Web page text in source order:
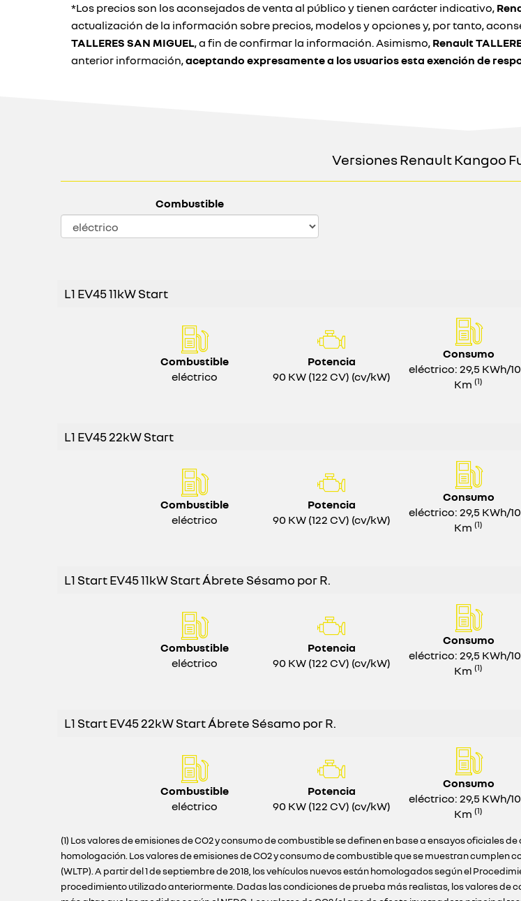
*Los precios son los aconsejados de venta al público y tienen carácter indicativo,
actualización de la información sobre precios, modelos y opciones y, por tanto,
TALLERES SAN MIGUEL, a fin de confirmar la información. Asimismo, Renault
anterior información,aceptando expresamente a los usuarios esta exención de
Versiones Renault Kangoo
Combustible
L1 EV45 11kW Start
Combustible
eléctrico
Potencia
90 KW (122 CV) (cv/kW)
Consumo
eléctrico: 29,5 KWh/
Km(1)
L1 EV45 22kW Start
Combustible
eléctrico
Potencia
90 KW (122 CV) (cv/kW)
Consumo
eléctrico: 29,5 KWh/
Km(1)
L1 Start EV45 11kW Start Ábrete Sésamo por R.
Combustible
eléctrico
Potencia
90 KW (122 CV) (cv/kW)
Consumo
eléctrico: 29,5 KWh/
Km(1)
L1 Start EV45 22kW Start Ábrete Sésamo por R.
Combustible
eléctrico
Potencia
90 KW (122 CV) (cv/kW)
Consumo
eléctrico: 29,5 KWh/
Km(1)
(1) Los valores de emisiones de CO2 y consumo de combustible se definen en base a ensayos oficiales
homologación. Los valores de emisiones de CO2 y consumo de combustible que se muestran
(WLTP). A partir del 1 de septiembre de 2018, los vehículos nuevos están homologados según el
procedimiento utilizado anteriormente. Dadas las condiciones de prueba más realistas, los valores de